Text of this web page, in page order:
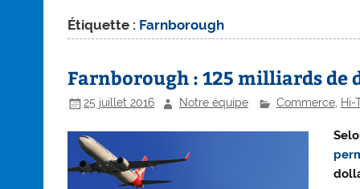
Étiquette : Farnborough
Farnborough : 125 milliards de
25 juillet 2016 Notre équipe Commerce, Hi-